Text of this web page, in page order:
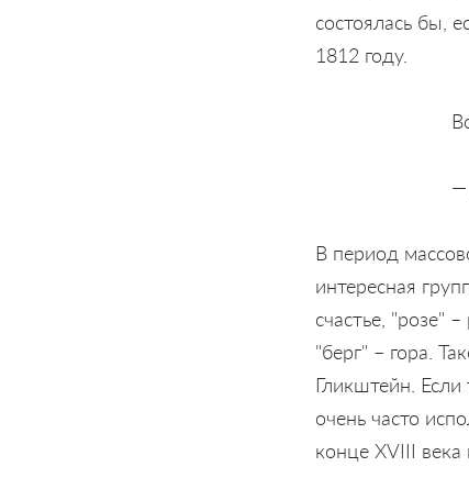
состоялась бы,
1812 году.
—
В период
интересная
счастье, "розе"
"берг" – гора.
Гликштейн.
очень часто
конце XVIII